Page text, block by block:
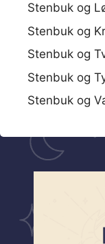
Stenbuk og
Stenbuk og
Stenbuk og
Stenbuk og
Stenbuk og